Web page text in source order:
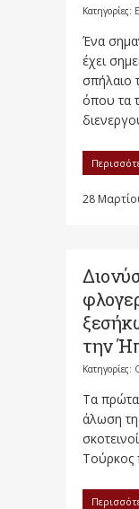
Κατηγορίες:
Ένα
έχει
σπήλαιο
όπου τα
28
την
Κατηγορίες:
Τα πρώτα
άλωση
Τούρκος